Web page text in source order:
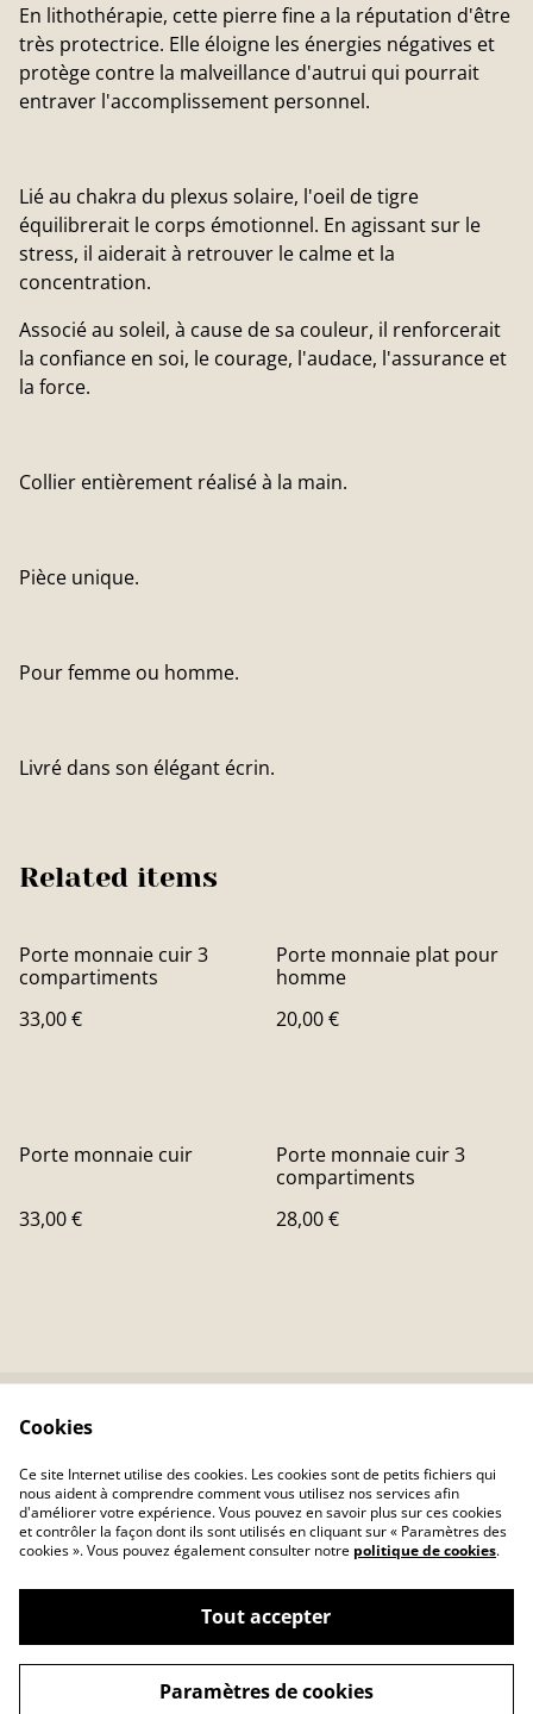
En lithothérapie, cette pierre fine a la réputation d'être
très protectrice. Elle éloigne les énergies négatives et
protège contre la malveillance d'autrui qui pourrait
entraver l'accomplissement personnel.
Lié au chakra du plexus solaire, l'oeil de tigre
équilibrerait le corps émotionnel. En agissant sur le
stress, il aiderait à retrouver le calme et la
concentration.
Associé au soleil, à cause de sa couleur, il renforcerait
la confiance en soi, le courage, l'audace, l'assurance et
la force.
Collier entièrement réalisé à la main.
Pièce unique.
Pour femme ou homme.
Livré dans son élégant écrin.
Related items
Porte monnaie cuir 3
compartiments
33,00 €
Porte monnaie plat pour
homme
20,00 €
Porte monnaie cuir
33,00 €
Porte monnaie cuir 3
compartiments
28,00 €
Politique de
confidentialité
Politique de cookies
©2026A Fleur de Peau création cuir
powered by
Cookies
Ce site Internet utilise des cookies. Les cookies sont de petits fichiers qui
nous aident à comprendre comment vous utilisez nos services afin
d'améliorer votre expérience. Vous pouvez en savoir plus sur ces cookies
et contrôler la façon dont ils sont utilisés en cliquant sur « Paramètres des
cookies ». Vous pouvez également consulter notre politique de cookies.
Tout accepter
Paramètres de cookies